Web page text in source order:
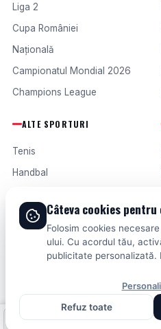
Liga 2
Cupa României
Națională
Campionatul Mondial 2026
Champions League
ALTE SPORTURI
Tenis
Handbal
Formula 1
Fotbal intern
Fotbal extern
© 2026 DOLCESPORT. TOATE
SCORURI, CLASAMENTE ȘI ANALIZE
Fotbal intern Fotbal
Câteva cookies
Folosim cookies
ului. Cu acordul tău,
publicitate personalizată.
Refuz toate